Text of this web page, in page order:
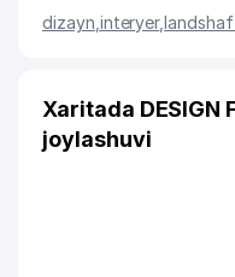
dizayn interyer,
Xaritada DESIGN
joylashuvi